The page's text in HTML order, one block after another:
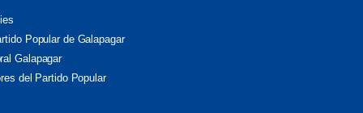
Popular de Galapagar
Galapagar
del Partido Popular